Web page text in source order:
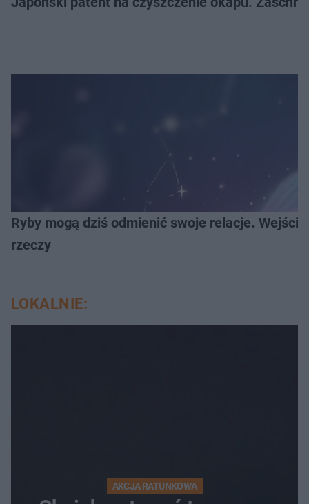
Ryby mogą dziś odmienić swoje relacje.
rzeczy
LOKALNIE:
AKCJA RATUNKOWA